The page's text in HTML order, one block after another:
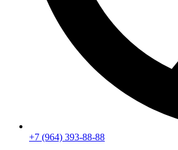
+7 (964) 393-88-88